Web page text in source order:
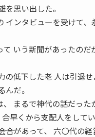
思い出した。
ンタビューを受けて、
いう新聞があったのだ
低下した老 人は引退せ
だ。
まるで神代の話だった
早くから支配人をしてい
があって、 六〇代の